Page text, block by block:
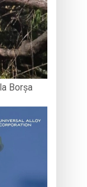
Borșa